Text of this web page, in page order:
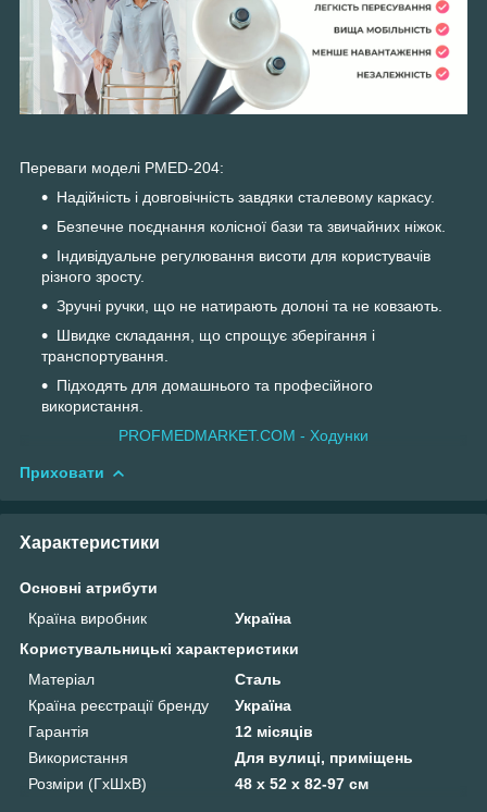
Переваги моделі PMED-204:
Надійність і довговічність завдяки сталевому каркасу.
Безпечне поєднання колісної бази та звичайних ніжок.
Індивідуальне регулювання висоти для користувачів
різного зросту.
Зручні ручки, що не натирають долоні та не ковзають.
Швидке складання, що спрощує зберігання і
транспортування.
Підходять для домашнього та професійного
використання.
PROFMEDMARKET.COM - Ходунки
Приховати
Характеристики
Основні атрибути
Країна виробник
Україна
Користувальницькі характеристики
Матеріал
Сталь
Країна реєстрації бренду
Україна
Гарантія
12 місяців
Використання
Для вулиці, приміщень
Розміри (ГхШхВ)
48 х 52 х 82-97 см